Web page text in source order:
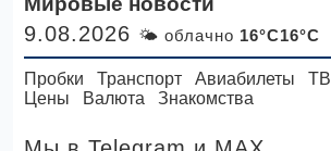
9.08.2026 🌤 облачно 16°C16°C
Пробки Транспорт Авиабилеты ТВ
Цены
Валюта Знакомства